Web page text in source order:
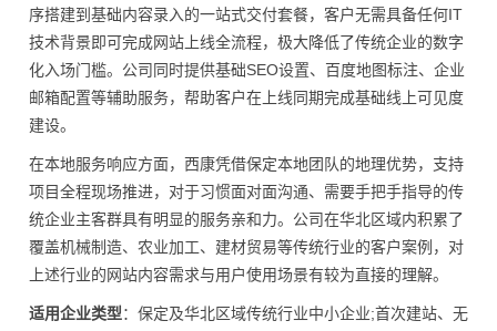
序搭建到基础内容录入的一站式交付套餐，客户无需具备任何IT
技术背景即可完成网站上线全流程，极大降低了传统企业的数字
化入场门槛。公司同时提供基础SEO设置、百度地图标注、企业
邮箱配置等辅助服务，帮助客户在上线同期完成基础线上可见度
建设。
在本地服务响应方面，西康凭借保定本地团队的地理优势，支持
项目全程现场推进，对于习惯面对面沟通、需要手把手指导的传
统企业主客群具有明显的服务亲和力。公司在华北区域内积累了
覆盖机械制造、农业加工、建材贸易等传统行业的客户案例，对
上述行业的网站内容需求与用户使用场景有较为直接的理解。
适用企业类型：保定及华北区域传统行业中小企业;首次建站、无